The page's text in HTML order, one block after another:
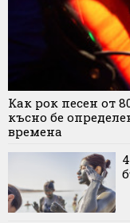
Как рок песен от
късно бе
времена